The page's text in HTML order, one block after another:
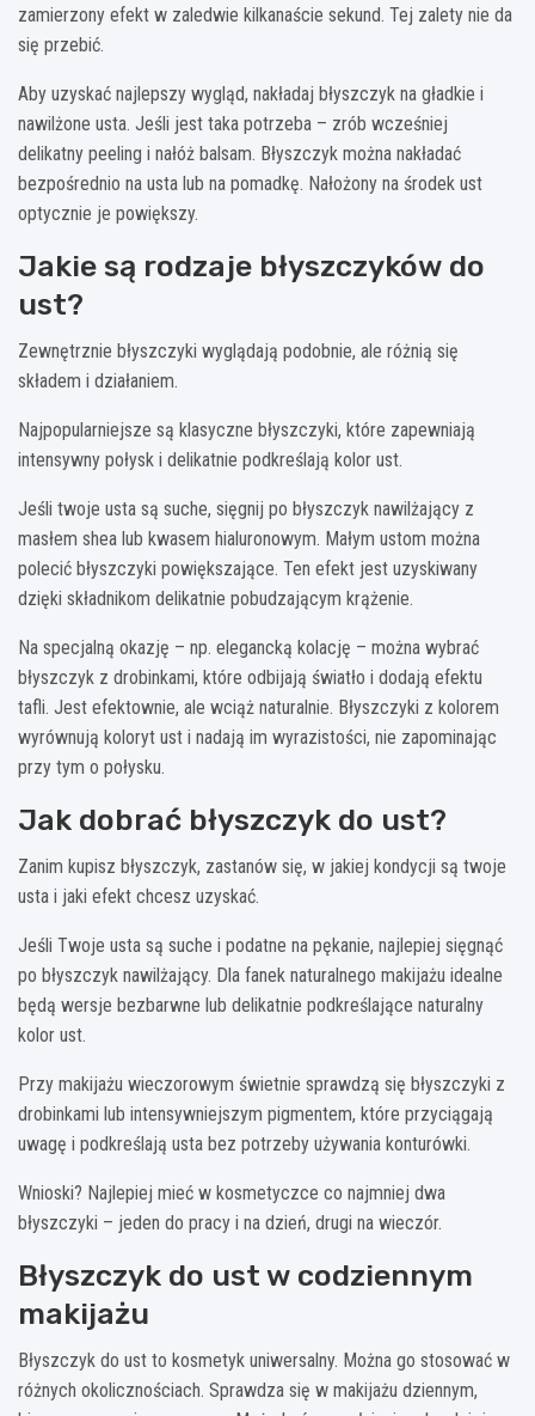
zamierzony efekt w zaledwie kilkanaście sekund. Tej zalety nie da
się przebić.
Aby uzyskać najlepszy wygląd, nakładaj błyszczyk na gładkie i
nawilżone usta. Jeśli jest taka potrzeba – zrób wcześniej
delikatny peeling i nałóż balsam. Błyszczyk można nakładać
bezpośrednio na usta lub na pomadkę. Nałożony na środek ust
optycznie je powiększy.
Jakie są rodzaje błyszczyków do
ust?
Zewnętrznie błyszczyki wyglądają podobnie, ale różnią się
składem i działaniem.
Najpopularniejsze są klasyczne błyszczyki, które zapewniają
intensywny połysk i delikatnie podkreślają kolor ust.
Jeśli twoje usta są suche, sięgnij po błyszczyk nawilżający z
masłem shea lub kwasem hialuronowym. Małym ustom można
polecić błyszczyki powiększające. Ten efekt jest uzyskiwany
dzięki składnikom delikatnie pobudzającym krążenie.
Na specjalną okazję – np. elegancką kolację – można wybrać
błyszczyk z drobinkami, które odbijają światło i dodają efektu
tafli. Jest efektownie, ale wciąż naturalnie. Błyszczyki z kolorem
wyrównują koloryt ust i nadają im wyrazistości, nie zapominając
przy tym o połysku.
Jak dobrać błyszczyk do ust?
Zanim kupisz błyszczyk, zastanów się, w jakiej kondycji są twoje
usta i jaki efekt chcesz uzyskać.
Jeśli Twoje usta są suche i podatne na pękanie, najlepiej sięgnąć
po błyszczyk nawilżający. Dla fanek naturalnego makijażu idealne
będą wersje bezbarwne lub delikatnie podkreślające naturalny
kolor ust.
Przy makijażu wieczorowym świetnie sprawdzą się błyszczyki z
drobinkami lub intensywniejszym pigmentem, które przyciągają
uwagę i podkreślają usta bez potrzeby używania konturówki.
Wnioski? Najlepiej mieć w kosmetyczce co najmniej dwa
błyszczyki – jeden do pracy i na dzień, drugi na wieczór.
Błyszczyk do ust w codziennym
makijażu
Błyszczyk do ust to kosmetyk uniwersalny. Można go stosować w
różnych okolicznościach. Sprawdza się w makijażu dziennym,